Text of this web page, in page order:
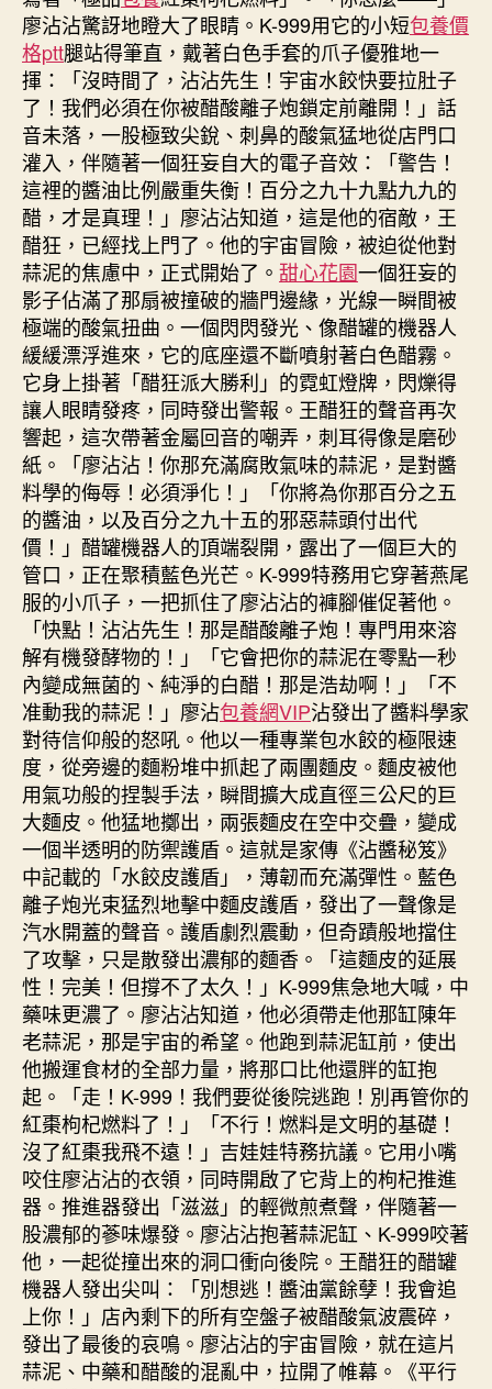
廖沾沾驚訝地瞪大了眼睛。K-999用它的小短包養價
格ptt腿站得筆直，戴著白色手套的爪子優雅地一
揮：「沒時間了，沾沾先生！宇宙水餃快要拉肚子
了！我們必須在你被醋酸離子炮鎖定前離開！」話
音未落，一股極致尖銳、刺鼻的酸氣猛地從店門口
灌入，伴隨著一個狂妄自大的電子音效：「警告！
這裡的醬油比例嚴重失衡！百分之九十九點九九的
醋，才是真理！」廖沾沾知道，這是他的宿敵，王
醋狂，已經找上門了。他的宇宙冒險，被迫從他對
蒜泥的焦慮中，正式開始了。 甜心花園一個狂妄的
影子佔滿了那扇被撞破的牆門邊緣，光線一瞬間被
極端的酸氣扭曲。一個閃閃發光、像醋罐的機器人
緩緩漂浮進來，它的底座還不斷噴射著白色醋霧。
它身上掛著「醋狂派大勝利」的霓虹燈牌，閃爍得
讓人眼睛發疼，同時發出警報。王醋狂的聲音再次
響起，這次帶著金屬回音的嘲弄，刺耳得像是磨砂
紙。「廖沾沾！你那充滿腐敗氣味的蒜泥，是對醬
料學的侮辱！必須淨化！」「你將為你那百分之五
的醬油，以及百分之九十五的邪惡蒜頭付出代
價！」醋罐機器人的頂端裂開，露出了一個巨大的
管口，正在聚積藍色光芒。K-999特務用它穿著燕尾
服的小爪子，一把抓住了廖沾沾的褲腳催促著他。
「快點！沾沾先生！那是醋酸離子炮！專門用來溶
解有機發酵物的！」「它會把你的蒜泥在零點一秒
內變成無菌的、純淨的白醋！那是浩劫啊！」「不
准動我的蒜泥！」廖沾包養網VIP沾發出了醬料學家
對待信仰般的怒吼。他以一種專業包水餃的極限速
度，從旁邊的麵粉堆中抓起了兩團麵皮。麵皮被他
用氣功般的捏製手法，瞬間擴大成直徑三公尺的巨
大麵皮。他猛地擲出，兩張麵皮在空中交疊，變成
一個半透明的防禦護盾。這就是家傳《沾醬秘笈》
中記載的「水餃皮護盾」，薄韌而充滿彈性。藍色
離子炮光束猛烈地擊中麵皮護盾，發出了一聲像是
汽水開蓋的聲音。護盾劇烈震動，但奇蹟般地擋住
了攻擊，只是散發出濃郁的麵香。「這麵皮的延展
性！完美！但撐不了太久！」K-999焦急地大喊，中
藥味更濃了。廖沾沾知道，他必須帶走他那缸陳年
老蒜泥，那是宇宙的希望。他跑到蒜泥缸前，使出
他搬運食材的全部力量，將那口比他還胖的缸抱
起。「走！K-999！我們要從後院逃跑！別再管你的
紅棗枸杞燃料了！」「不行！燃料是文明的基礎！
沒了紅棗我飛不遠！」吉娃娃特務抗議。它用小嘴
咬住廖沾沾的衣領，同時開啟了它背上的枸杞推進
器。推進器發出「滋滋」的輕微煎煮聲，伴隨著一
股濃郁的蔘味爆發。廖沾沾抱著蒜泥缸、K-999咬著
他，一起從撞出來的洞口衝向後院。王醋狂的醋罐
機器人發出尖叫：「別想逃！醬油黨餘孽！我會追
上你！」店內剩下的所有空盤子被醋酸氣波震碎，
發出了最後的哀鳴。廖沾沾的宇宙冒險，就在這片
蒜泥、中藥和醋酸的混亂中，拉開了帷幕。《平行